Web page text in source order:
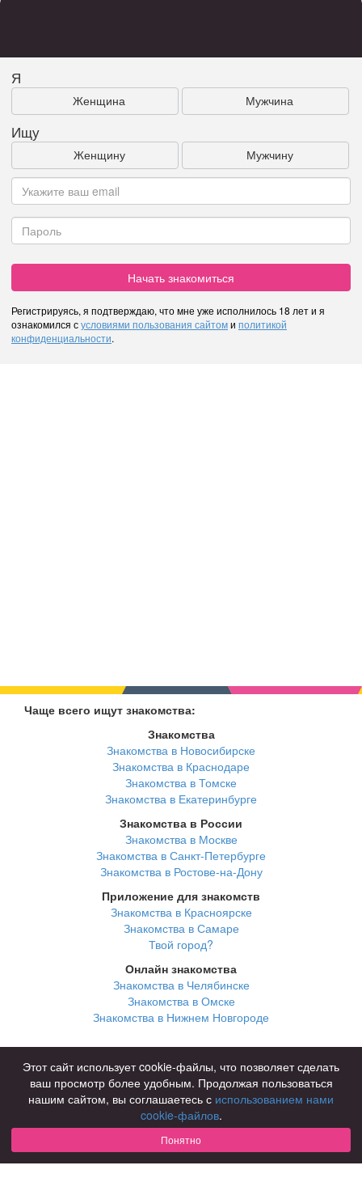
Я
Женщина Мужчина
Ищу
Женщину Мужчину
Начать знакомиться
Регистрируясь, я подтверждаю, что мне уже исполнилось 18 лет и я
ознакомился сусловиями пользования сайтоми политикой
конфиденциальности.
Чаще всего ищут знакомства:
Знакомства
Знакомства в Новосибирске
Знакомства в Краснодаре
Знакомства в Томске
Знакомства в Екатеринбурге
Знакомства в России
Знакомства в Москве
Знакомства в Санкт-Петербурге
Знакомства в Ростове-на-Дону
Приложение для знакомств
Знакомства в Красноярске
Знакомства в Самаре
Твой город?
Онлайн знакомства
Знакомства в Челябинске
Знакомства в Омске
Знакомства в Нижнем Новгороде
для брака и создания семьи
для любви и с/о
для дружбы
для взрослых
В возрасте
за 40 лет
Этот сайт использует cookie-файлы, что позволяет сделать
ваш просмотр более удобным. Продолжая пользоваться
нашим сайтом, вы соглашаетесь с использованием нами
cookie-файлов.
Понятно